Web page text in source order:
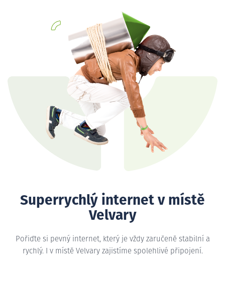
Superrychlý internet v místě
Velvary
Pořiďte si pevný internet, který je vždy zaručeně stabilní a
rychlý. I v místě Velvary zajistíme spolehlivé připojení.